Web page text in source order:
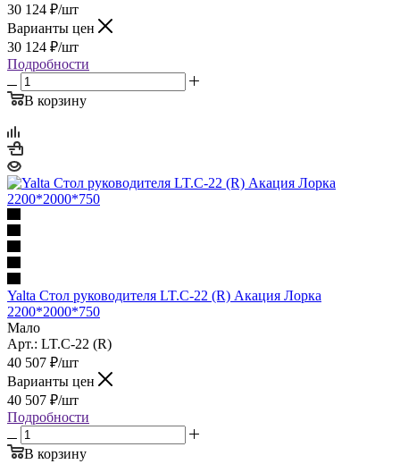
30 124 ₽/шт
Варианты цен
30 124 ₽/шт
Подробности
В корзину
Yalta Стол руководителя LT.C-22 (R) Акация Лорка
2200*2000*750
Мало
Арт.: LT.C-22 (R)
40 507 ₽/шт
Варианты цен
40 507 ₽/шт
Подробности
В корзину